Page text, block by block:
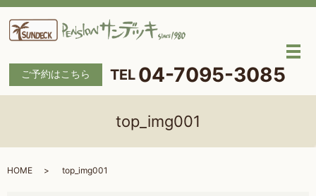
メ
ご予約はこちら
04-7095-3085
top_img001
HOME top_img001